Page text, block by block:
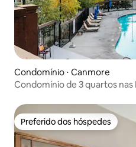
Condomínio ⋅ Canmore
Condomínio de 3 quartos nas
Preferido dos hóspedes
Preferido dos hóspedes